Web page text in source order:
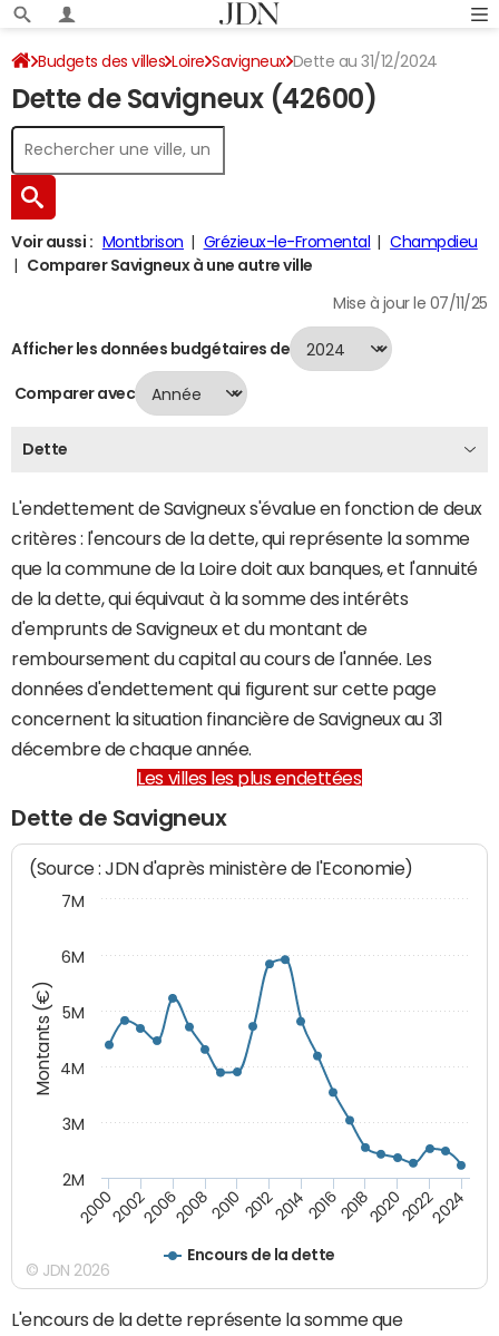
Budgets des villes Loire Savigneux Dette au 31/12/2024
Dette de Savigneux (42600)
Voir aussi : Montbrison Grézieux-le-Fromental
Champdieu
Comparer Savigneux à une autre ville
Mise à jour le 07/11/25
Afficher les données budgétaires de
Comparer avec
Dette
L'endettement de Savigneux s'évalue en fonction de deux
critères : l'encours de la dette, qui représente la somme
que la commune de la Loire doit aux banques, et l'annuité
de la dette, qui équivaut à la somme des intérêts
d'emprunts de Savigneux et du montant de
remboursement du capital au cours de l'année. Les
données d'endettement qui figurent sur cette page
concernent la situation financière de Savigneux au 31
décembre de chaque année.
Les villes les plus endettées
Dette de Savigneux
Montants (€)
(Source : JDN d'après ministère de l'Economie)
Encours de la dette
20002002200620082010 2012201420162018202020222024
2M
3M
4M
5M
6M
7M
© JDN 2026
L'encours de la dette représente la somme que